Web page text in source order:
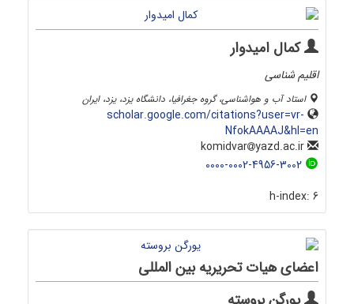
کمال امیدوار
اقلیم شناسی
استاد آب و هواشناسی، گروه جغرافیا، دانشگاه یزد، یزد، ایران
scholar.google.com/citations?user=vr-
NfokAAAAJ&hl=en
yazd.ac.ir
0000-0002-4956-3002
h-index: 6
اعضای هیات تحریریه بین المللی